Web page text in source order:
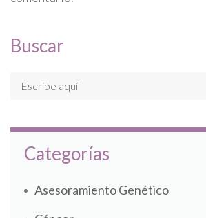
Buscar
Categorías
Asesoramiento Genético